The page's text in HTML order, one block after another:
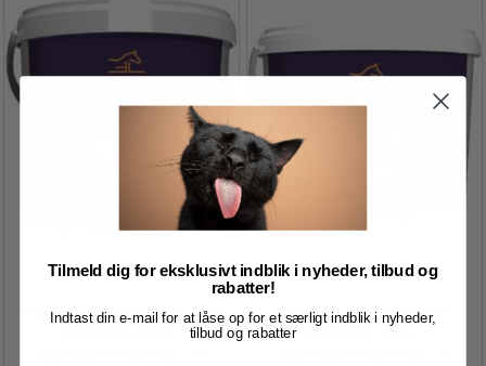
EQL EQUILANNO VITAMIN
EQL EQUILANNO JOINT
Tilmeld dig for eksklusivt indblik i nyheder, tilbud og
rabatter!
Indtast din e-mail for at låse op for et særligt indblik i nyheder,
tilbud og rabatter